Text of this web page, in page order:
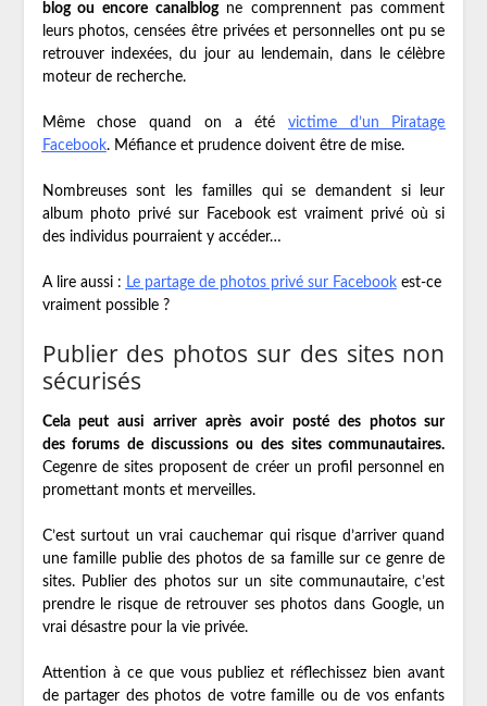
blog ou encore canalblogne comprennent pas comment
leurs photos, censées être privées et personnelles ont pu se
retrouver indexées, du jour au lendemain, dans le célèbre
moteur de recherche.
Même chose quand on a été victime d’un Piratage
Facebook. Méfiance et prudence doivent être de mise.
Nombreuses sont les familles qui se demandent si leur
album photo privé sur Facebook est vraiment privé où si
des individus pourraient y accéder…
A lire aussi : Le partage de photos privé sur Facebookest-ce
vraiment possible ?
Publier des photos sur des sites non
sécurisés
Cela peut ausi arriver après avoir posté des photos sur
des forums de discussions ou des sites communautaires.
Cegenre de sites proposent de créer un profil personnel en
promettant monts et merveilles.
C’est surtout un vrai cauchemar qui risque d’arriver quand
une famille publie des photos de sa famille sur ce genre de
sites. Publier des photos sur un site communautaire, c’est
prendre le risque de retrouver ses photos dans Google, un
vrai désastre pour la vie privée.
Attention à ce que vous publiez et réflechissez bien avant
de partager des photos de votre famille ou de vos enfants